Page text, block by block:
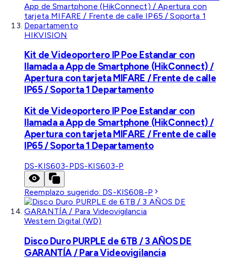
HIKVISION
Kit de Videoportero IP Poe Estandar con
llamada a App de Smartphone (HikConnect) /
Apertura con tarjeta MIFARE / Frente de calle
IP65 / Soporta 1 Departamento
Kit de Videoportero IP Poe Estandar con
llamada a App de Smartphone (HikConnect) /
Apertura con tarjeta MIFARE / Frente de calle
IP65 / Soporta 1 Departamento
DS-KIS603-PDS-KIS603-P
Reemplazo sugerido: DS-KIS608-P
Western Digital (WD)
Disco Duro PURPLE de 6TB / 3 AÑOS DE
GARANTÍA / Para Videovigilancia